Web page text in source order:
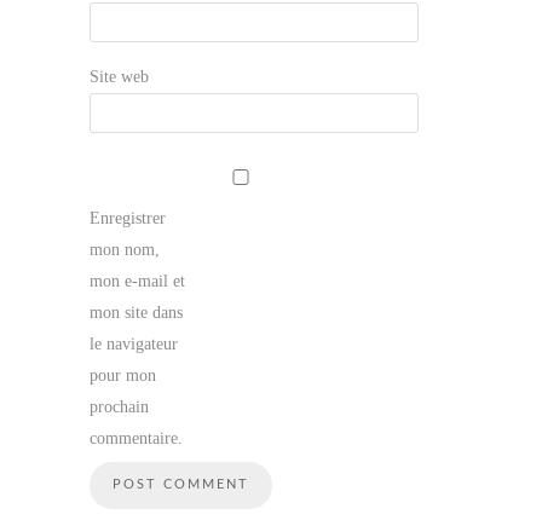
Site web
Enregistrer
mon nom,
mon e-mail et
mon site dans
le navigateur
pour mon
prochain
commentaire.